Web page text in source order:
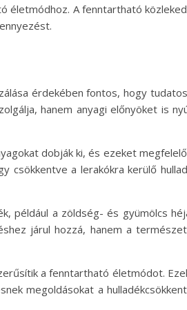
életmódhoz. A fenntartható
érdekében fontos, hogy
hanem anyagi előnyöket is
dobják ki, és ezeket
csökkentve a lerakókra kerülő
például a zöldség- és gyümölcs
járul hozzá, hanem a
a fenntartható életmódot.
megoldásokat a